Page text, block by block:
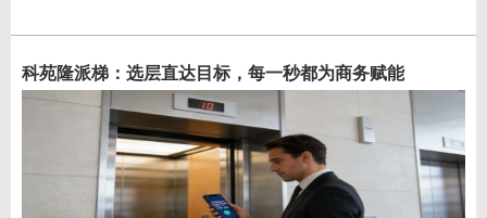
科苑隆派梯：选层直达目标，每一秒都为商务赋能